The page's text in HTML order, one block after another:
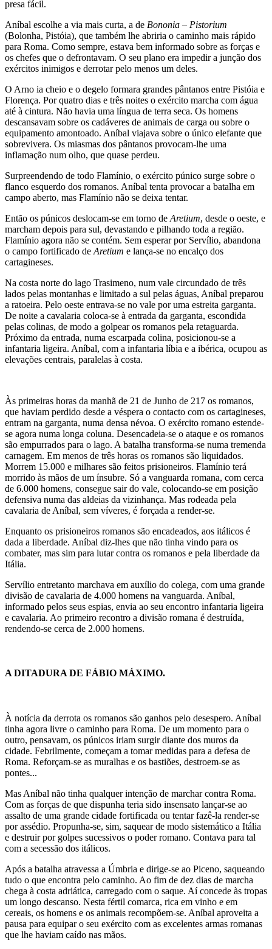
presa fácil.
Aníbal escolhe a via mais curta, a de Bononia – Pistorium
(Bolonha, Pistóia), que também lhe abriria o caminho mais rápido
para Roma. Como sempre, estava bem informado sobre as forças e
os chefes que o defrontavam. O seu plano era impedir a junção dos
exércitos inimigos e derrotar pelo menos um deles.
O Arno ia cheio e o degelo formara grandes pântanos entre Pistóia e
Florença. Por quatro dias e três noites o exército marcha com água
até à cintura. Não havia uma língua de terra seca. Os homens
descansavam sobre os cadáveres de animais de carga ou sobre o
equipamento amontoado. Aníbal viajava sobre o único elefante que
sobrevivera. Os miasmas dos pântanos provocam-lhe uma
inflamação num olho, que quase perdeu.
Surpreendendo de todo Flamínio, o exército púnico surge sobre o
flanco esquerdo dos romanos. Aníbal tenta provocar a batalha em
campo aberto, mas Flamínio não se deixa tentar.
Então os púnicos deslocam-se em torno de Aretium, desde o oeste, e
marcham depois para sul, devastando e pilhando toda a região.
Flamínio agora não se contém. Sem esperar por Servílio, abandona
o campo fortificado de Aretium e lança-se no encalço dos
cartagineses.
Na costa norte do lago Trasimeno, num vale circundado de três
lados pelas montanhas e limitado a sul pelas águas, Aníbal preparou
a ratoeira. Pelo oeste entrava-se no vale por uma estreita garganta.
De noite a cavalaria coloca-se à entrada da garganta, escondida
pelas colinas, de modo a golpear os romanos pela retaguarda.
Próximo da entrada, numa escarpada colina, posicionou-se a
infantaria ligeira. Aníbal, com a infantaria líbia e a ibérica, ocupou as
elevações centrais, paralelas à costa.
Às primeiras horas da manhã de 21 de Junho de 217 os romanos,
que haviam perdido desde a véspera o contacto com os cartagineses,
entram na garganta, numa densa névoa. O exército romano estende-
se agora numa longa coluna. Desencadeia-se o ataque e os romanos
são empurrados para o lago. A batalha transforma-se numa tremenda
carnagem. Em menos de três horas os romanos são liquidados.
Morrem 15.000 e milhares são feitos prisioneiros. Flamínio terá
morrido às mãos de um ínsubre. Só a vanguarda romana, com cerca
de 6.000 homens, consegue sair do vale, colocando-se em posição
defensiva numa das aldeias da vizinhança. Mas rodeada pela
cavalaria de Aníbal, sem víveres, é forçada a render-se.
Enquanto os prisioneiros romanos são encadeados, aos itálicos é
dada a liberdade. Aníbal diz-lhes que não tinha vindo para os
combater, mas sim para lutar contra os romanos e pela liberdade da
Itália.
Servílio entretanto marchava em auxílio do colega, com uma grande
divisão de cavalaria de 4.000 homens na vanguarda. Aníbal,
informado pelos seus espias, envia ao seu encontro infantaria ligeira
e cavalaria. Ao primeiro recontro a divisão romana é destruída,
rendendo-se cerca de 2.000 homens.
A DITADURA DE FÁBIO MÁXIMO.
À notícia da derrota os romanos são ganhos pelo desespero. Aníbal
tinha agora livre o caminho para Roma. De um momento para o
outro, pensavam, os púnicos iriam surgir diante dos muros da
cidade. Febrilmente, começam a tomar medidas para a defesa de
Roma. Reforçam-se as muralhas e os bastiões, destroem-se as
pontes...
Mas Aníbal não tinha qualquer intenção de marchar contra Roma.
Com as forças de que dispunha teria sido insensato lançar-se ao
assalto de uma grande cidade fortificada ou tentar fazê-la render-se
por assédio. Propunha-se, sim, saquear de modo sistemático a Itália
e destruir por golpes sucessivos o poder romano. Contava para tal
com a secessão dos itálicos.
Após a batalha atravessa a Úmbria e dirige-se ao Piceno, saqueando
tudo o que encontra pelo caminho. Ao fim de dez dias de marcha
chega à costa adriática, carregado com o saque. Aí concede às tropas
um longo descanso. Nesta fértil comarca, rica em vinho e em
cereais, os homens e os animais recompõem-se. Aníbal aproveita a
pausa para equipar o seu exército com as excelentes armas romanas
que lhe haviam caído nas mãos.